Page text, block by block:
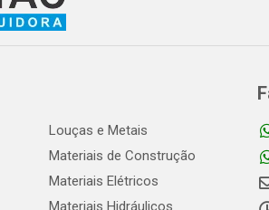
Louças e Metais
Materiais de Construção
Materiais Elétricos
Materiais Hidráulicos